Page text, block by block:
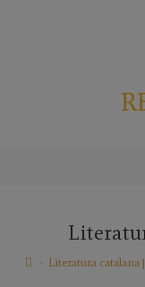
Literatura catalana